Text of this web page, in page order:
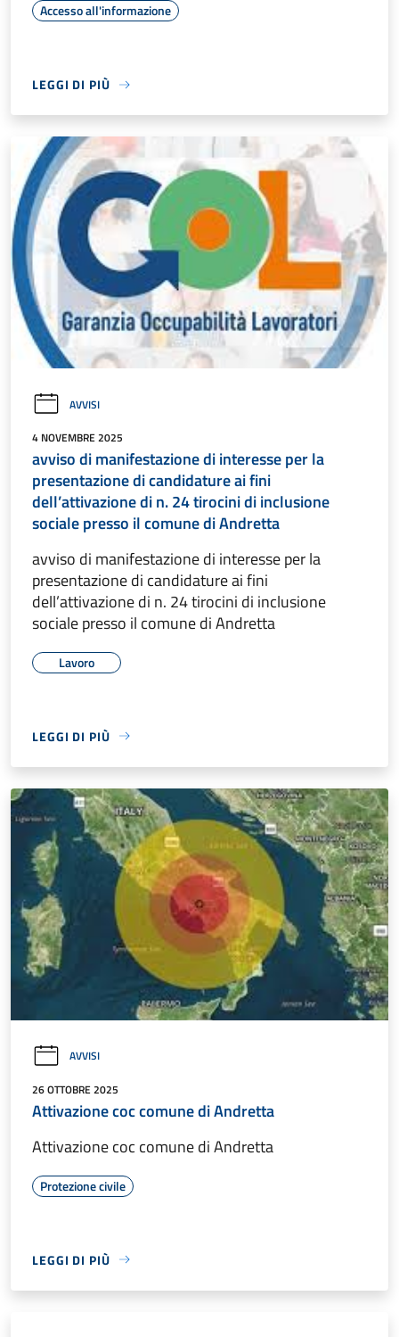
Accesso all'informazione
LEGGI DI PIÙ
AVVISI
4 NOVEMBRE 2025
avviso di manifestazione di interesse per la
presentazione di candidature ai fini
dell’attivazione di n. 24 tirocini di inclusione
sociale presso il comune di Andretta
avviso di manifestazione di interesse per la
presentazione di candidature ai fini
dell’attivazione di n. 24 tirocini di inclusione
sociale presso il comune di Andretta
Lavoro
LEGGI DI PIÙ
AVVISI
26 OTTOBRE 2025
Attivazione coc comune di Andretta
Attivazione coc comune di Andretta
Protezione civile
LEGGI DI PIÙ